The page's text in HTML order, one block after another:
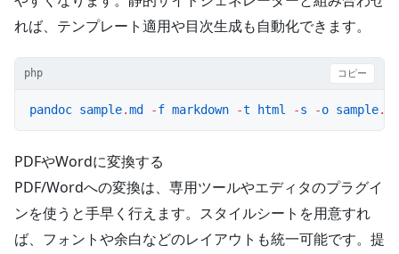
れば、テンプレート適用や目次生成も自動化できます。
php コピー
pandoc sample.md -f markdown -t html -s -o sample.
PDFやWordに変換する
PDF/Wordへの変換は、専用ツールやエディタのプラグイ
ンを使うと手早く行えます。スタイルシートを用意すれ
ば、フォントや余白などのレイアウトも統一可能です。提